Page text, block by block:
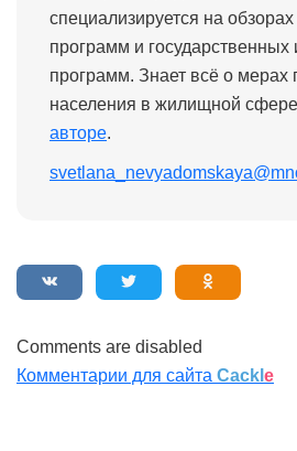
специализируется на
программ и государственных
программ. Знает всё о мерах
населения в жилищной
авторе.
Comments are disabled
Комментарии для сайта Cackl e